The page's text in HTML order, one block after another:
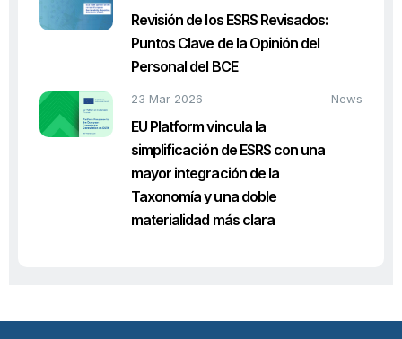
Revisión de los ESRS Revisados:
Puntos Clave de la Opinión del
Personal del BCE
23 Mar 2026 News
EU Platform vincula la
simplificación de ESRS con una
mayor integración de la
Taxonomía y una doble
materialidad más clara